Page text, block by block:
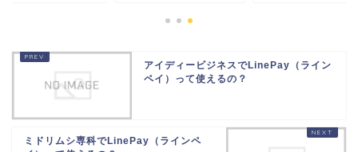
アイディービジネスでLinePay（ライン
ペイ）って使えるの？
ミドリムシ専科でLinePay（ラインペ